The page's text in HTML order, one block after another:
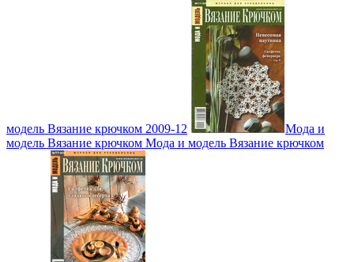
модель Вязание крючком 2009-12
Мода и
модель Вязание крючком Мода и модель Вязание крючком